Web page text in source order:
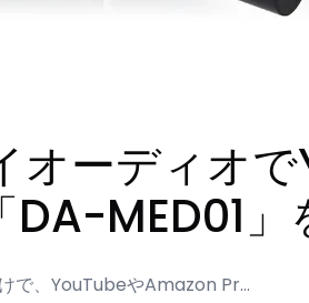
オーディオ
MED01」
で、YouTubeやAmazon Pr…